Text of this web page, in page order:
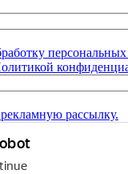
рассылку.